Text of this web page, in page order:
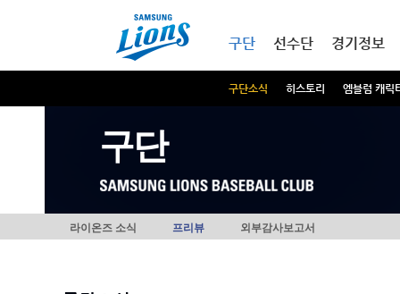
구단
구단소식 히스토리 엠블럼 캐릭
선수단 경기정보
구단
라이온즈 소식 프리뷰 외부감사보고서